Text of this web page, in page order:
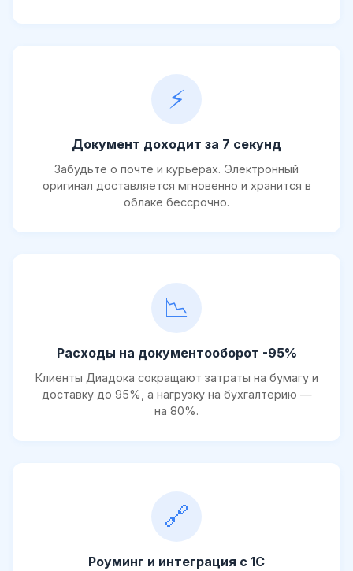
⚡
Документ доходит за 7 секунд
Забудьте о почте и курьерах. Электронный
оригинал доставляется мгновенно и хранится в
облаке бессрочно.
📉
Расходы на документооборот -95%
Клиенты Диадока сокращают затраты на бумагу и
доставку до 95%, а нагрузку на бухгалтерию —
на 80%.
🔗
Роуминг и интеграция с 1С